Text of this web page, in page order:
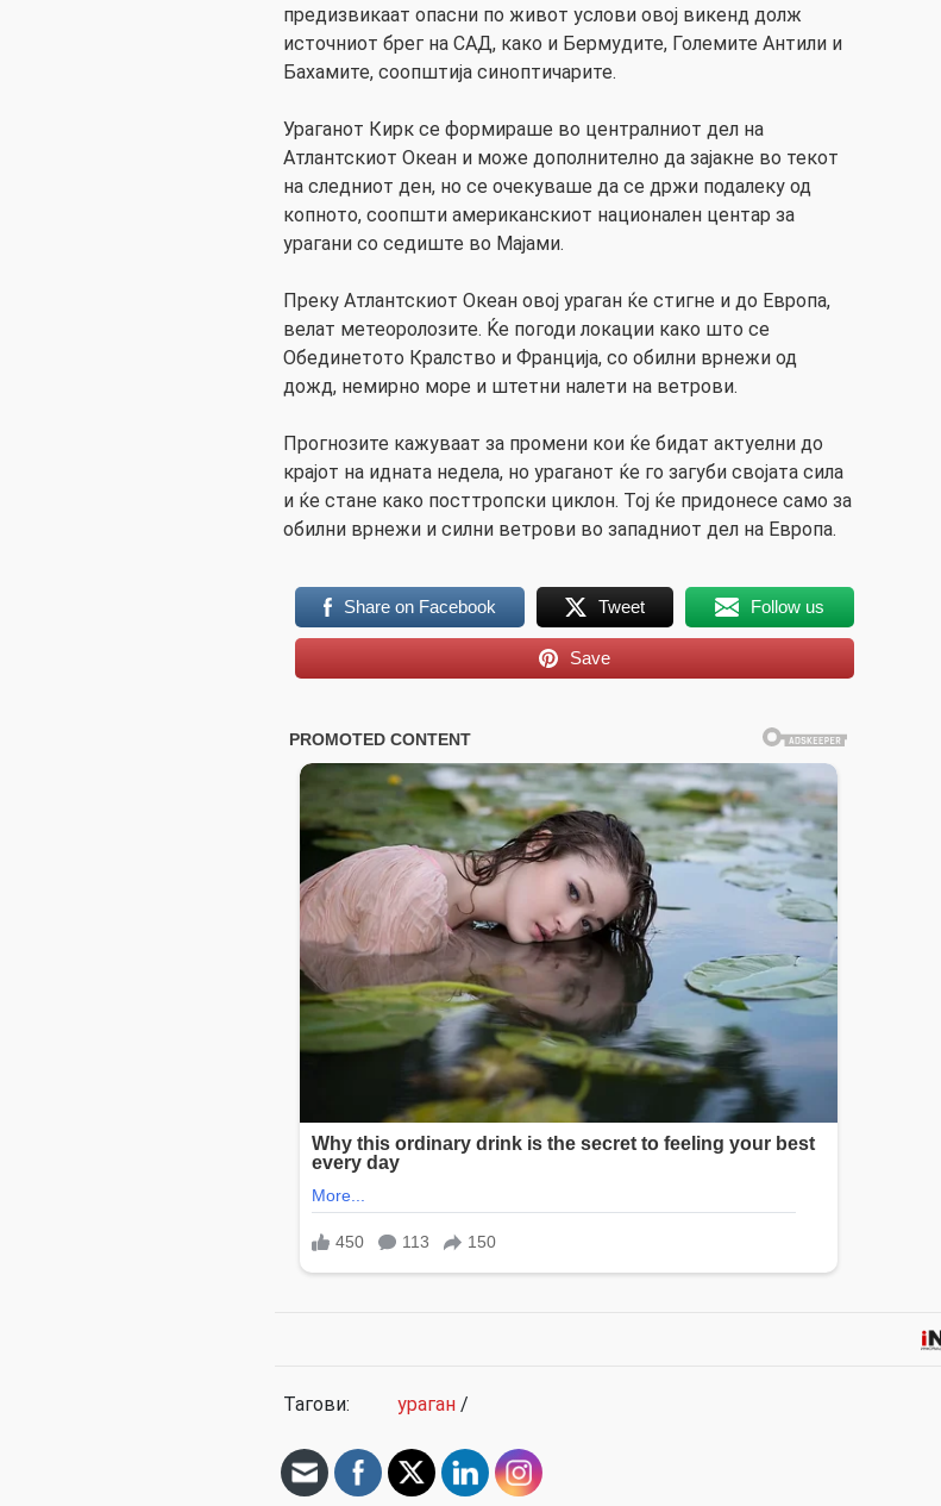
предизвикаат опасни по живот услови овој викенд долж
источниот брег на САД, како и Бермудите, Големите Антили и
Бахамите, соопштија синоптичарите.
Ураганот Кирк се формираше во централниот дел на
Атлантскиот Океан и може дополнително да зајакне во текот
на следниот ден, но се очекуваше да се држи подалеку од
копното, соопшти американскиот национален центар за
урагани со седиште во Мајами.
Преку Атлантскиот Океан овој ураган ќе стигне и до Европа,
велат метеоролозите. Ќе погоди локации како што се
Обединетото Кралство и Франција, со обилни врнежи од
дожд, немирно море и штетни налети на ветрови.
Прогнозите кажуваат за промени кои ќе бидат актуелни до
крајот на идната недела, но ураганот ќе го загуби својата сила
и ќе стане како посттропски циклон. Тој ќе придонесе само за
обилни врнежи и силни ветрови во западниот дел на Европа.
Share on Facebook Tweet Follow us
Save
Тагови: ураган /